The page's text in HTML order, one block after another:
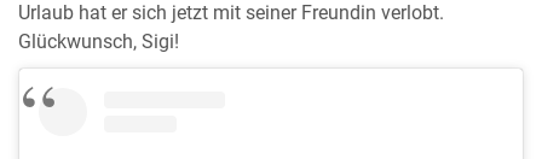
Urlaub hat er sich jetzt mit seiner Freundin verlobt.
Glückwunsch, Sigi!